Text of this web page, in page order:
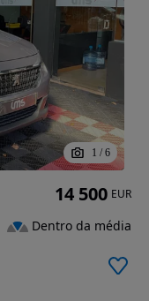
1 / 6
14 500 EUR
Dentro da média